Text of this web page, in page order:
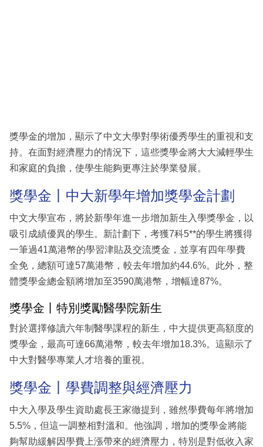
區
獎學金的增加，顯示了中文大學對學術優秀學生的重視和支
持。在面對經濟壓力的情況下，這些獎學金將大大減輕學生
和家庭的負擔，使學生能夠更專注於學業發展。
獎學金丨中大新學年增加獎學金計劃
中文大學宣布，將於新學年進一步增加新生入學獎學金，以
吸引成績優異的學生。新計劃下，考獲7科5**的學生將獲得
一筆過41萬港幣的學習津貼及交流獎金，並享有四年學費
全免，總額可達57萬港幣，較去年增加約44.6%。此外，整
體獎學金總金額將增加至3590萬港幣，增幅達87%。
獎學金丨特別獎勵醫學院新生
對於選擇修讀六年制醫學課程的新生，中大提供更高額度的
獎學金，最高可達66萬港幣，較去年增加18.3%。這顯示了
中大對醫學專業人才培養的重視。
獎學金丨學費調整與經濟壓力
中大入學及學生資助處長王家徹提到，雖然學費每年將增加
5.5%，但這一調整相對溫和。他強調，增加的獎學金將能
夠幫助緩解因學費上漲帶來的經濟壓力，特別是對低收入家